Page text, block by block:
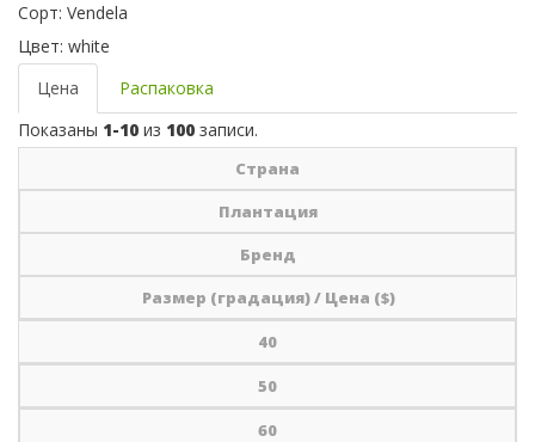
Сорт: Vendela
Цвет: white
Цена
Распаковка
Показаны 1-10 из 100 записи.
Страна
Плантация
Бренд
Размер (градация) / Цена ($)
40
50
60